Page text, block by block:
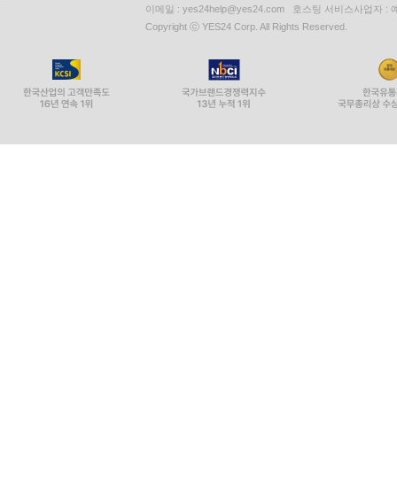
이메일 : yes24help@yes24.com 호스팅 서비스사업자 :
Copyright ⓒ YES24 Corp. All Rights Reserved.